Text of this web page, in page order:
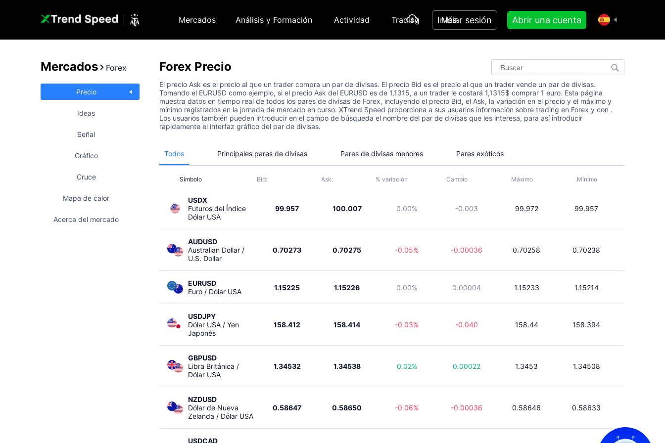
Mercados Análisis y Formación Actividad Trading Más
Iniciar sesión Abrir una cuenta
Mercados Forex
Precio
Ideas
Señal
Gráfico
Cruce
Mapa de calor
Acerca del mercado
Forex Precio
El precio Ask es el precio al que un trader compra un par de divisas. El precio Bid es el precio al que un trader vende un par de divisas.
Tomando el EURUSD como ejemplo, si el precio Ask del EURUSD es de 1,1315, a un trader le costará 1,1315$ comprar 1 euro. Esta página
muestra datos en tiempo real de todos los pares de divisas de Forex, incluyendo el precio Bid, el Ask, la variación en el precio y el máximo y
mínimo registrados en la jornada de mercado en curso. XTrend Speed proporciona a sus usuarios información sobre trading en Forex y con .
Los usuarios también pueden introducir en el campo de búsqueda el nombre del par de divisas que les interesa, para así introducir
rápidamente el interfaz gráfico del par de divisas.
Todos Principales pares de divisas Pares de divisas menores Pares exóticos
Símbolo Bid: Ask: % variación Cambio Máximo Mínimo
USDX
Futuros del Índice
Dólar USA
99.957 100.007 0.00% -0.003 99.972 99.957
AUDUSD
Australian Dollar /
U.S. Dollar
0.70273 0.70275 -0.05% -0.00036 0.70258 0.70238
EURUSD
Euro / Dólar USA
1.15225 1.15226 0.00% 0.00004 1.15233 1.15214
USDJPY
Dólar USA / Yen
Japonés
158.412 158.414 -0.03% -0.040 158.44 158.394
GBPUSD
Libra Británica /
Dólar USA
1.34532 1.34538 0.02% 0.00022 1.3453 1.34508
NZDUSD
Dólar de Nueva
Zelanda / Dólar USA
0.58647 0.58650 -0.06% -0.00036 0.58646 0.58633
USDCAD